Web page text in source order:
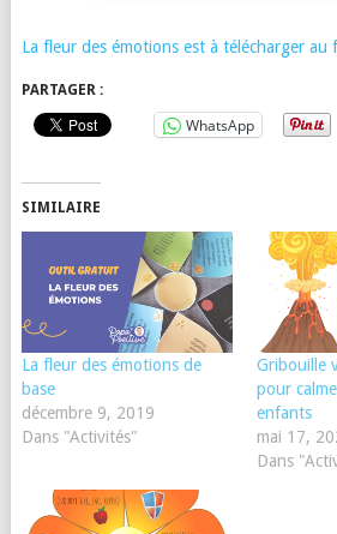
La fleur des émotions est à télécharger au
PARTAGER :
WhatsApp
SIMILAIRE
La fleur des émotions de
base
décembre 9, 2019
Dans "Activités"
Gribouille
pour
enfants
mai 17,
Dans